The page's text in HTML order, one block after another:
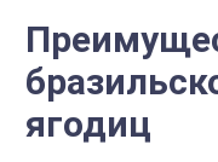
ягодиц